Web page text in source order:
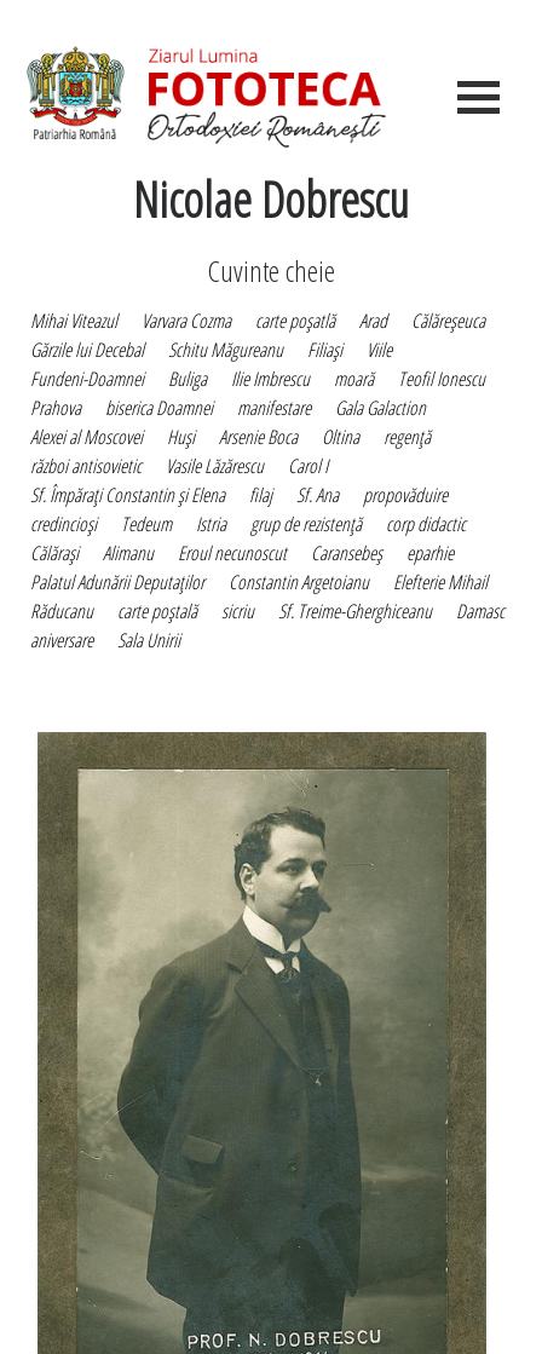
Nicolae Dobrescu
Cuvinte cheie
Mihai Viteazul Varvara Cozma carte poşatlă Arad
Călăreşeuca
Gărzile lui Decebal
Schitu Măgureanu Filiaşi
Viile
Fundeni-Doamnei
Buliga Ilie Imbrescu moară
Teofil Ionescu
Prahova
biserica Doamnei manifestare
Gala Galaction
Alexei al Moscovei
Huşi Arsenie Boca Oltina
regenţă
război antisovietic
Vasile Lăzărescu
Carol I
Sf. Împăraţi Constantin şi Elena
filaj Sf. Ana
propovăduire
credincioşi
Tedeum Istria grup de rezistenţă
corp didactic
Călăraşi
Alimanu Eroul necunoscut Caransebeş
eparhie
Palatul Adunării Deputaţilor
Constantin Argetoianu
Elefterie Mihail
Răducanu
carte poştală sicriu Sf. Treime-Gherghiceanu
Damasc
aniversare
Sala Unirii